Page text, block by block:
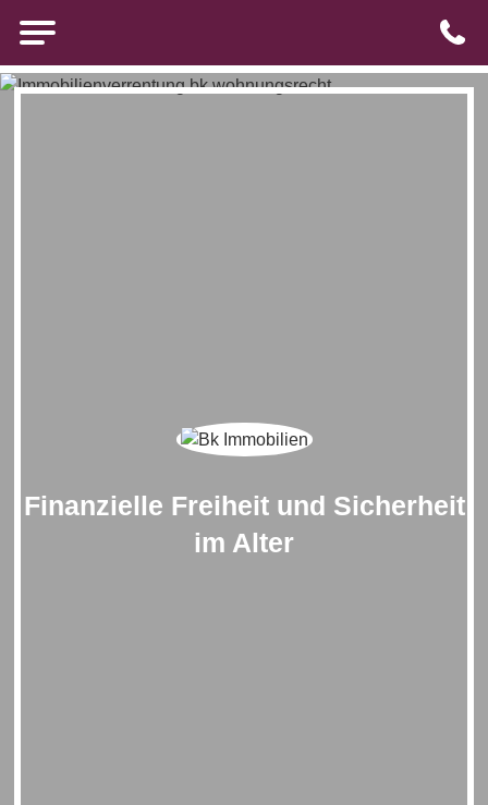
Brigitte Kürten Immobilien
Finanzielle Freiheit und Sicherheit
im Alter